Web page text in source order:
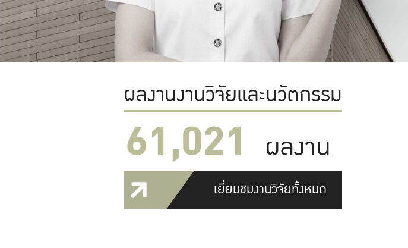
ผลงานงานวิจัยและนวัตกรรม
61,022 ผลงาน
เยี่ยมชมงานวิจัยทั้งหมด